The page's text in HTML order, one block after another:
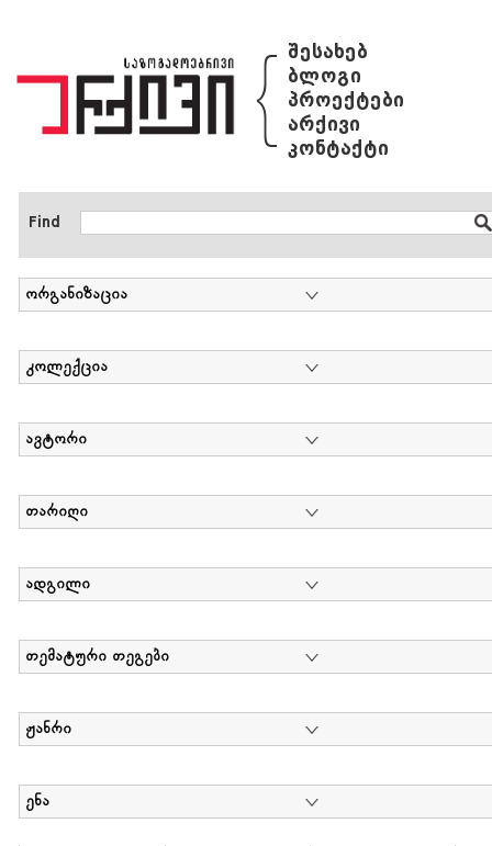
{ შესახებ
ბლოგი
პროექტები
არქივი
კონტაქტი
Find
ორგანიზაცია
კოლექცია
ავტორი
თარიღი
ადგილი
თემატური თეგები
ჟანრი
ენა